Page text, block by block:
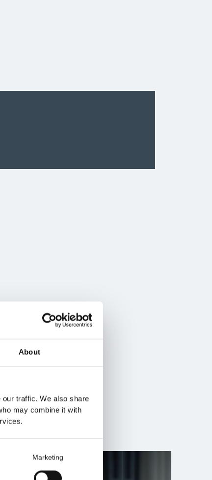
About
traffic. We also share
may combine it with
Marketing